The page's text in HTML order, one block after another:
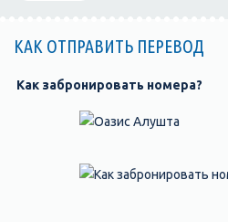
КАК ОТПРАВИТЬ ПЕРЕВОД
Как забронировать номера?